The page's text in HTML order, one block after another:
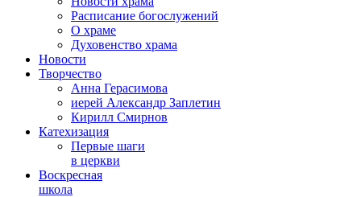
Расписание богослужений
О храме
Духовенство храма
Новости
Творчество
Анна Герасимова
иерей Александр Заплетин
Кирилл Смирнов
Катехизация
Первые шаги
в церкви
Воскресная
школа